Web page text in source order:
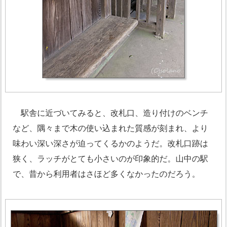
駅舎に近づいてみると、改札口、造り付けのベンチ
など、隅々まで木の使い込まれた質感が刻まれ、より
味わい深い深さが迫ってくるかのようだ。改札口跡は
狭く、ラッチがとても小さいのが印象的だ。山中の駅
で、昔から利用者はさほど多くなかったのだろう。